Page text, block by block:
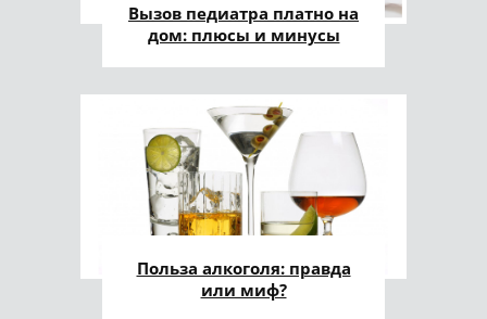
Вызов педиатра платно на
дом: плюсы и минусы
Польза алкоголя: правда
или миф?